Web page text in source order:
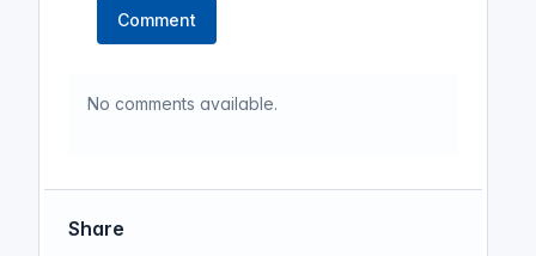
Comment
No comments available.
Share